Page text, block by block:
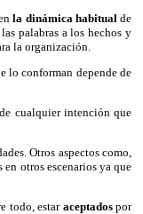
la dinámica habitualde
palabras a los hechos y
la organización.
lo conforman depende de
cualquier intención que
Otros aspectos como,
otros escenarios ya que
todo, estaraceptadospor